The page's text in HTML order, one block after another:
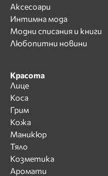
Аксесоари
Интимна мода
Модни списания и книги
Любопитни новини
Красота
Лице
Коса
Грим
Кожа
Маникюр
Тяло
Козметика
Аромати